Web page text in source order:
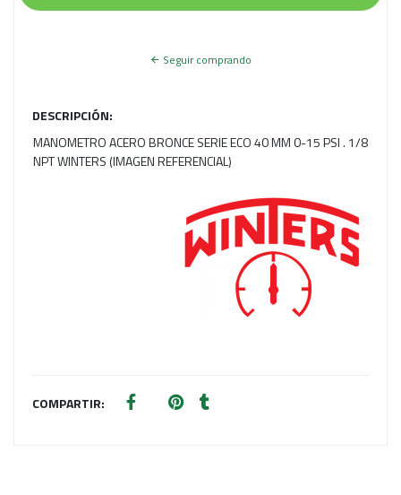
Seguir comprando
DESCRIPCIÓN:
MANOMETRO ACERO BRONCE SERIE ECO 40 MM 0-15 PSI . 1/8
NPT WINTERS (IMAGEN REFERENCIAL)
COMPARTIR: